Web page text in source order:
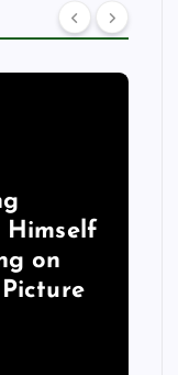
Himself
on